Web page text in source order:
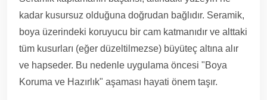
kadar kusursuz olduğuna doğrudan bağlıdır. Seramik,
boya üzerindeki koruyucu bir cam katmanıdır ve alttaki
tüm kusurları (eğer düzeltilmezse) büyüteç altına alır
ve hapseder. Bu nedenle uygulama öncesi "Boya
Koruma ve Hazırlık" aşaması hayati önem taşır.